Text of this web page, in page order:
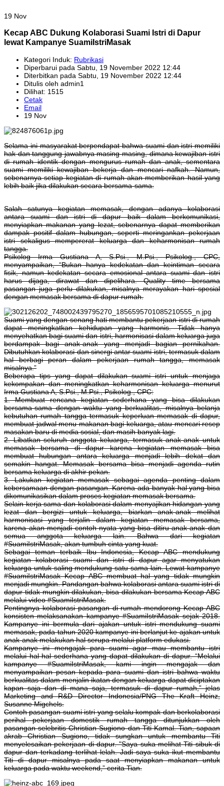
19 Nov
Kecap ABC Dukung Kolaborasi Suami Istri di Dapur
lewat Kampanye SuamiIstriMasak
Kategori Induk: Rubrikasi
Diperbarui pada Sabtu, 19 November 2022 12:44
Diterbitkan pada Sabtu, 19 November 2022 12:44
Ditulis oleh admin1
Dilihat: 1515
Cetak
Email
19 Nov
Selama ini masyarakat berpendapat bahwa suami dan istri memiliki
hak dan tanggung jawabnya masing-masing, dimana kewajiban istri
di rumah identik dengan mengurus rumah dan anak, sementara
suami memiliki kewajiban bekerja dan mencari nafkah. Namun,
sebenarnya setiap kegiatan di rumah akan memberikan hasil yang
lebih baik jika dilakukan secara bersama-sama.
Salah satunya kegiatan memasak, dengan adanya kolaborasi
antara suami dan istri di dapur baik dalam berkomunikasi,
menyiapkan makanan yang lezat, sebenarnya dapat memberikan
dampak positif dalam hubungan, seperti meringankan pekerjaan
istri sekaligus mempererat keluarga dan keharmonisan rumah
tangga.
Psikolog Irma Gustiana A, S.Psi., M.Psi., Psikolog., CPC,
menyampaikan, “Bukan hanya kedekatan dan keintiman secara
fisik, namun kedekatan secara emosional antara suami dan istri
harus dijaga, dirawat dan dipelihara. Quality time bersama
pasangan juga perlu dilakukan, misalnya merayakan hari spesial
dengan memasak bersama di dapur rumah.
Suami yang dengan senang hati membantu pekerjaan istri di rumah
dapat meningkatkan kehidupan yang harmonis. Tidak hanya
menyehatkan bagi suami dan istri, harmonisasi dalam keluarga juga
berdampak bagi anak-anak yang menjadi bagian pernikahan.
Dibutuhkan kolaborasi dan sinergi antar suami istri, termasuk dalam
hal berbagi peran dalam pekerjaan rumah tangga, memasak
misalnya.”
Beberapa tips yang dapat dilakukan suami istri untuk menjaga
kekompakan dan meningkatkan keharmonisan keluarga menurut
Irma Gustiana A, S.Psi., M.Psi., Psikolog., CPC:
1. Membuat rencana kegiatan sederhana yang bisa dilakukan
bersama-sama dengan waktu yang berkualitas, misalnya belanja
kebutuhan rumah tangga termasuk keperluan memasak di dapur,
membuat jadwal menu makanan bagi keluarga, atau mencari resep
masakan baru di media sosial, dan masih banyak lagi.
2. Libatkan seluruh anggota keluarga, termasuk anak-anak untuk
memasak bersama di dapur karena kegiatan memasak bisa
membuat hubungan antara keluarga menjadi lebih dekat dan
semakin hangat. Memasak bersama bisa menjadi agenda rutin
bersama keluarga di akhir pekan.
3. Lakukan kegiatan memasak sebagai agenda penting dalam
kebersamaan dengan pasangan. Karena ada banyak hal yang bisa
dikomunikasikan dalam proses kegiatan memasak bersama.
Selain kerja sama dan kolaborasi dalam menyajikan hidangan yang
lezat dan bergizi untuk keluarga, biarkan anak-anak melihat
harmonisasi yang terjalin dalam kegiatan memasak bersama,
karena akan menjadi contoh nyata yang bisa ditiru anak-anak dan
semua anggota keluarga lain. Bahwa dari kegiatan
#SuamiIstriMasak, akan tumbuh cinta yang kuat.
Sebagai teman terbaik Ibu Indonesia, Kecap ABC mendukung
kegiatan kolaborasi suami dan istri di dapur agar menyatukan
keluarga untuk saling mendukung satu sama lain. Lewat kampanye
#SuamiIstriMasak Kecap ABC membuat hal yang tidak mungkin
menjadi mungkin. Pandangan bahwa kolaborasi antara suami istri di
dapur tidak mungkin dilakukan, bisa dilakukan bersama Kecap ABC
melalui video #SuamiIstriMasak.
Pentingnya kolaborasi pasangan di rumah mendorong Kecap ABC
konsisten melaksanakan kampanye #SuamiIstriMasak sejak 2018.
Kampanye ini bermula dari ajakan untuk istri mendukung suami
memasak, pada tahun 2020 kampanye ini berlanjut ke ajakan untuk
anak-anak melakukan hal serupa melalui platform edukasi.
Kampanye ini mengajak para suami agar mau membantu istri
melalui hal-hal sederhana yang dapat dilakukan di dapur. “Melalui
kampanye #SuamiIstriMasak, kami ingin mengajak dan
menyampaikan pesan kepada para suami dan istri bahwa waktu
berkualitas dalam menjalin ikatan dengan keluarga dapat diciptakan
kapan saja dan di mana saja, termasuk di dapur rumah,” jelas
Marketing and R&D Director Indonesia/PNG The Kraft Heinz,
Susanne Migchels.
Contoh pasangan suami istri yang selalu kompak dan berkolaborasi
perihal pekerjaan domestik rumah tangga ditunjukkan oleh
pasangan selebritis Christian Sugiono dan Titi Kamal. Tian, sapaan
akrab Christian Sugiono, tidak sungkan untuk membantu Titi
menyelesaikan pekerjaan di dapur. "Saya suka melihat Titi sibuk di
dapur dan terkadang terlihat lelah. Jadi saya suka ikut membantu
Titi di dapur misalnya pada saat menyiapkan makanan untuk
keluarga pada waktu weekend,” cerita Tian.